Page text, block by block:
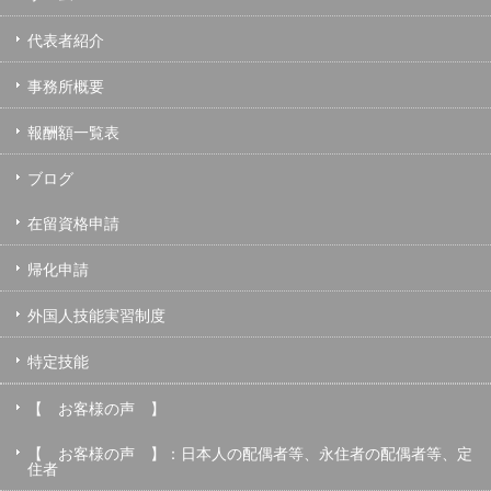
代表者紹介
事務所概要
報酬額一覧表
ブログ
在留資格申請
帰化申請
外国人技能実習制度
特定技能
【 お客様の声 】
【 お客様の声 】：日本人の配偶者等、永住者の配偶者等、定
住者